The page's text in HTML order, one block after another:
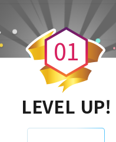
0
0
1
LEVEL UP!